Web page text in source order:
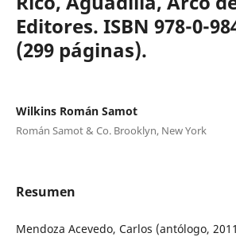
Editores. ISBN 978-0-
(299 páginas).
Wilkins Román Samot
Román Samot & Co. Brooklyn, New York
Resumen
Mendoza Acevedo, Carlos (antólogo,